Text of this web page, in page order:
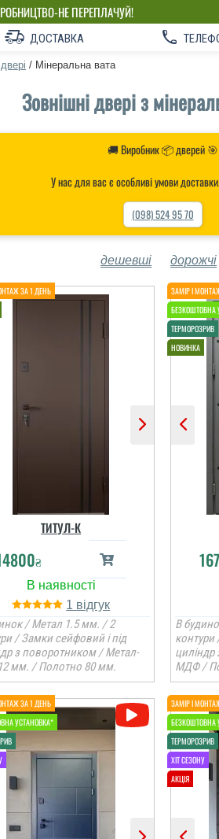
НЕ ПЕРЕПЛАЧУЙ!
ДОСТАВКА
/ Мінеральна вата
Зовнішні двері з
🚚 Виробник 📦 дверей 🎯
У нас для вас є особливі умови
(098) 524 95 70
дешевші дорожчі
ТИТУЛ-К
₴
1
/ Метал 1.5 мм. / 2
/ Замки сейфовий і під
з поворотником / Метал-
мм. / Полотно 80 мм.
В
контури
МДФ /